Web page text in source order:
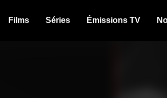
Films Séries Émissions TV